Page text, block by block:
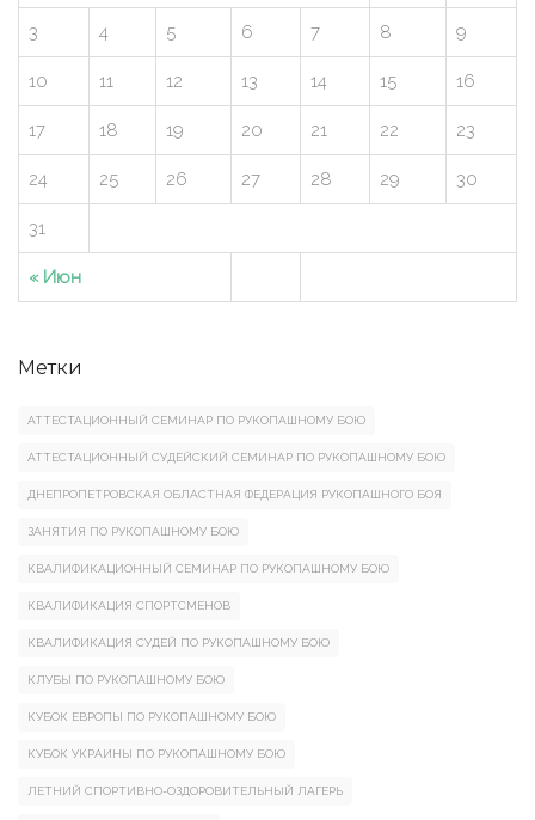
« Июн
3 4 5 6 7 8 9
10 11 12 13 14 15 16
17 18 19 20 21 22 23
24 25 26 27 28 29 30
31
Метки
АТТЕСТАЦИОННЫЙ СЕМИНАР ПО РУКОПАШНОМУ БОЮ
АТТЕСТАЦИОННЫЙ СУДЕЙСКИЙ СЕМИНАР ПО РУКОПАШНОМУ БОЮ
ДНЕПРОПЕТРОВСКАЯ ОБЛАСТНАЯ ФЕДЕРАЦИЯ РУКОПАШНОГО БОЯ
ЗАНЯТИЯ ПО РУКОПАШНОМУ БОЮ
КВАЛИФИКАЦИОННЫЙ СЕМИНАР ПО РУКОПАШНОМУ БОЮ
КВАЛИФИКАЦИЯ СПОРТСМЕНОВ
КВАЛИФИКАЦИЯ СУДЕЙ ПО РУКОПАШНОМУ БОЮ
КЛУБЫ ПО РУКОПАШНОМУ БОЮ
КУБОК ЕВРОПЫ ПО РУКОПАШНОМУ БОЮ
КУБОК УКРАИНЫ ПО РУКОПАШНОМУ БОЮ
ЛЕТНИЙ СПОРТИВНО-ОЗДОРОВИТЕЛЬНЫЙ ЛАГЕРЬ